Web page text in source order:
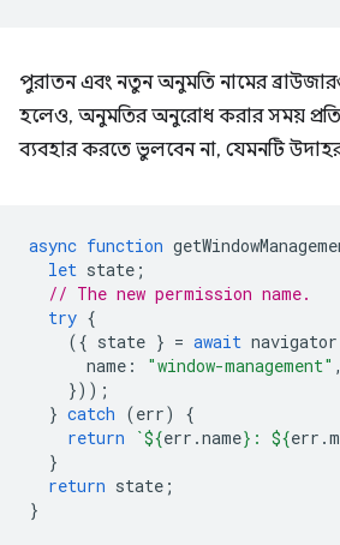
পুরাতন এবং নতুন অনুমতি নামের
হলেও, অনুমতির অনুরোধ করার সময়
ব্যবহার করতে ভুলবেন না, যেমনটি
async function
let state ;
// The new permission name.
try {
({ state } = await navigator
name : "window-management" ,
}));
} catch (err)
{
return
`${err .name} : ${err .
}
return state ;
}